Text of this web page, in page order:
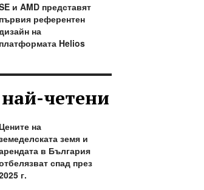
и AMD представят
първия референтен
на
платформата Helios
четени
Цените на
земя и
в България
спад през
г.